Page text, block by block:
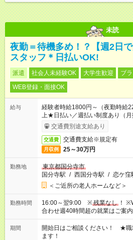
未読
夜勤＝待機多め！？【週2日
スタッフ＊日払いOK!
派遣 社会人未経験OK 大学生歓迎
ブ
WEB登録・面接OK
給与
経験者時給1800円～（夜勤時給
上★日払い／週払い制度あり（
は手続き完了次第のお支払いとな
交通費別途支給あり
交通費 交通費支給※規定有
月収例 25～30万円
勤務地
東京都国分寺市
国分寺駅 / 西国分寺駅 / 恋ケ窪
＜ご近所の老人ホームなど＞
勤務時間 16:00～翌9:00 ※残業なし ！ ※Wワークの場合、他のお仕事と
合わせ週40時間超の就業はご案
週20時間以上勤務は社会保険へ
派遣法（日雇い派遣の原則禁止
業はご案内が難しい場合がありま
期間
開始日はご相談ください！ ★職
ます！